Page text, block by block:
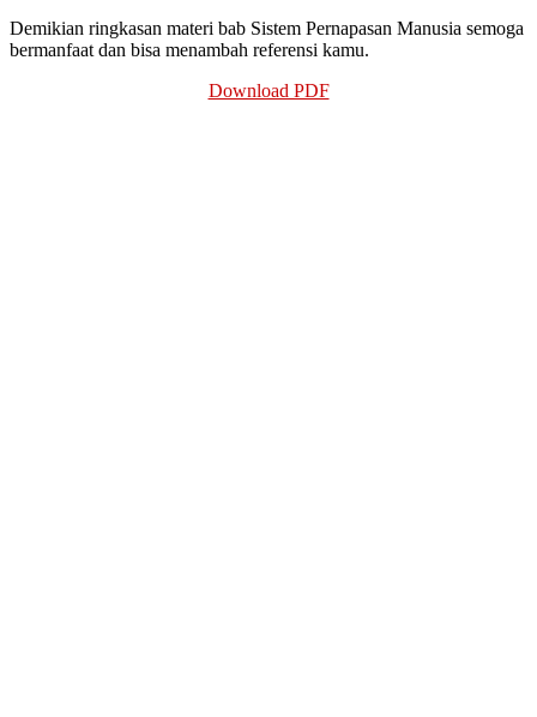
Demikian ringkasan materi bab Sistem Pernapasan Manusia semoga
bermanfaat dan bisa menambah referensi kamu.
Download PDF